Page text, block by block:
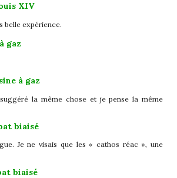
XIV
belle expérience.
gaz
à gaz
la même chose et je pense la même
biaisé
Je ne visais que les « cathos réac », une
biaisé